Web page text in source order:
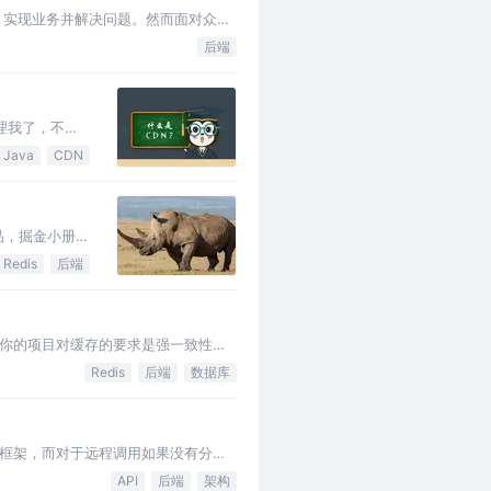
现业务并解决问题。然而面对众多
，可能影响身体的成长。技术对于
后端
我了，不过
这一幕：￼
Java CDN
掘金小册
互联网技术
Redis 后端
的项目对缓存的要求是强一致性
一致性。合适的策略包括 合适的缓
Redis 后端 数据库
架，而对于远程调用如果没有分布
是个远程服务调用的分布式…
API 后端 架构